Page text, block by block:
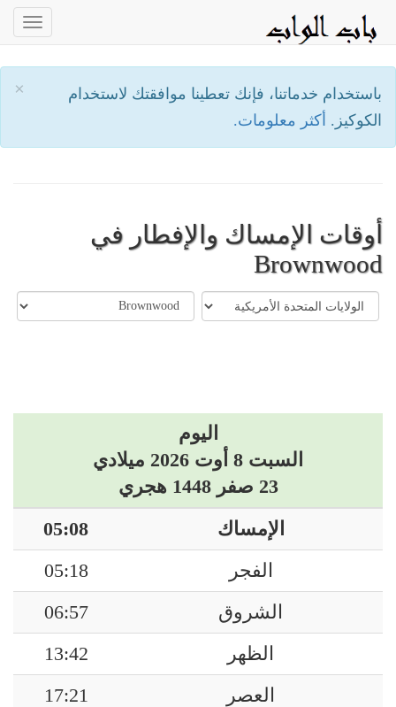
×
باستخدام خدماتنا، فإنك تعطينا موافقتك لاستخدام
الكوكيز. أكثر معلومات.
أوقات الإمساك والإفطار في
Brownwood
اليوم
السبت 8 أوت 2026 ميلادي
23 صفر 1448 هجري
الإمساك
05:08
الفجر
05:18
الشروق
06:57
الظهر
13:42
العصر
17:21